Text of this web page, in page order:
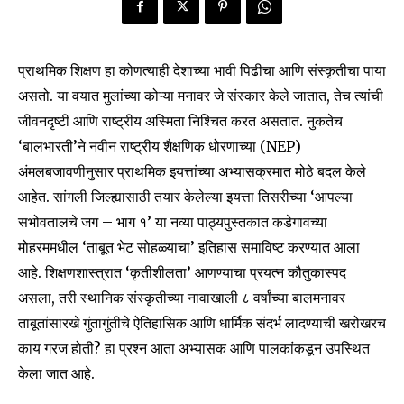
प्राथमिक शिक्षण हा कोणत्याही देशाच्या भावी पिढीचा आणि संस्कृतीचा पाया
असतो. या वयात मुलांच्या कोऱ्या मनावर जे संस्कार केले जातात, तेच त्यांची
जीवनदृष्टी आणि राष्ट्रीय अस्मिता निश्चित करत असतात. नुकतेच
‘बालभारती’ने नवीन राष्ट्रीय शैक्षणिक धोरणाच्या (NEP)
अंमलबजावणीनुसार प्राथमिक इयत्तांच्या अभ्यासक्रमात मोठे बदल केले
आहेत. सांगली जिल्ह्यासाठी तयार केलेल्या इयत्ता तिसरीच्या ‘आपल्या
सभोवतालचे जग – भाग १’ या नव्या पाठ्यपुस्तकात कडेगावच्या
मोहरममधील ‘ताबूत भेट सोहळ्याचा’ इतिहास समाविष्ट करण्यात आला
आहे. शिक्षणशास्त्रात ‘कृतीशीलता’ आणण्याचा प्रयत्न कौतुकास्पद
असला, तरी स्थानिक संस्कृतीच्या नावाखाली ८ वर्षांच्या बालमनावर
ताबूतांसारखे गुंतागुंतीचे ऐतिहासिक आणि धार्मिक संदर्भ लादण्याची खरोखरच
काय गरज होती? हा प्रश्न आता अभ्यासक आणि पालकांकडून उपस्थित
केला जात आहे.